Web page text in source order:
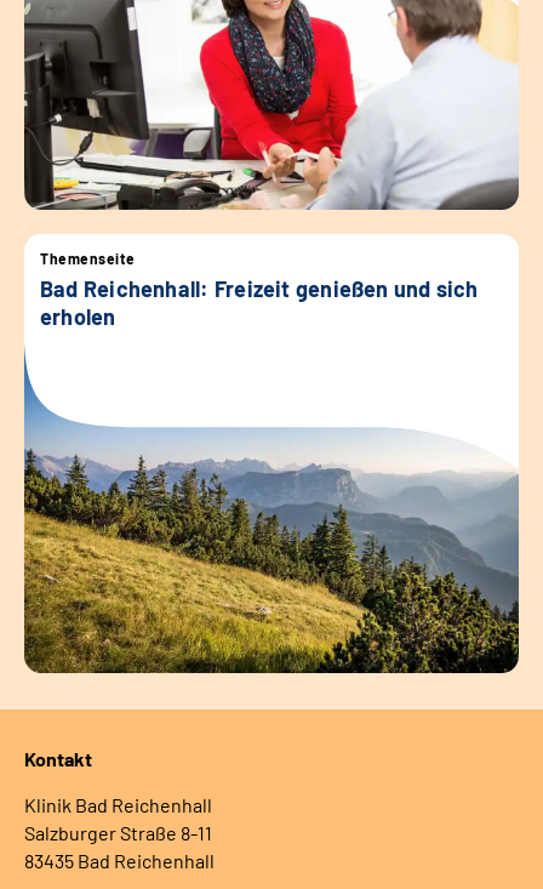
Themenseite
Bad Reichenhall: Freizeit genießen und sich
erholen
Kontakt
Klinik Bad Reichenhall
Salzburger Straße 8-11
83435 Bad Reichenhall